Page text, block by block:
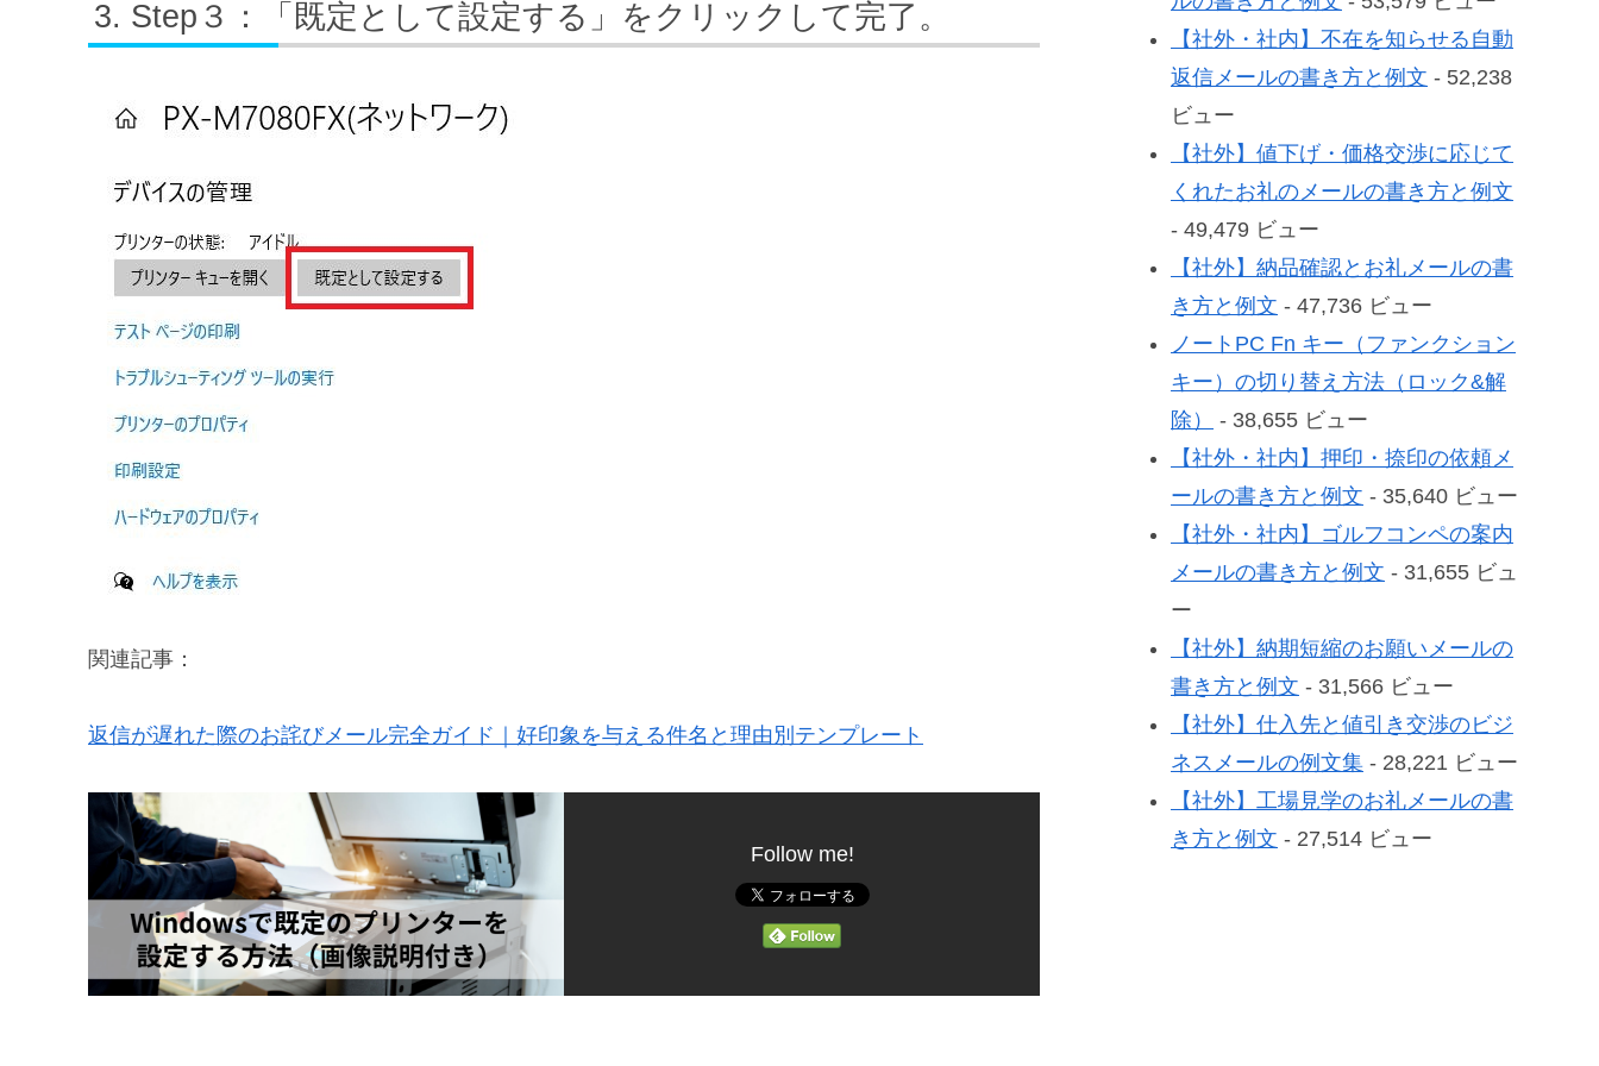
Step３：「既定として設定する」をクリックして完了。
関連記事：
返信が遅れた際のお詫びメール完全ガイド｜好印象を与える件名と理由別テンプレート
Follow me!
【社外・社内】不在を知らせる自動
返信メールの書き方と例文 - 52,238
ビュー
【社外】値下げ・価格交渉に応じて
くれたお礼のメールの書き方と例文
- 49,479 ビュー
【社外】納品確認とお礼メールの書
き方と例文 - 47,736 ビュー
ノートPC Fn キー（ファンクション
キー）の切り替え方法（ロック&解
除）
- 38,655 ビュー
【社外・社内】押印・捺印の依頼メ
ールの書き方と例文 - 35,640 ビュー
【社外・社内】ゴルフコンペの案内
メールの書き方と例文 - 31,655 ビュ
ー
【社外】納期短縮のお願いメールの
書き方と例文 - 31,566 ビュー
【社外】仕入先と値引き交渉のビジ
ネスメールの例文集 - 28,221 ビュー
【社外】工場見学のお礼メールの書
き方と例文 - 27,514 ビュー